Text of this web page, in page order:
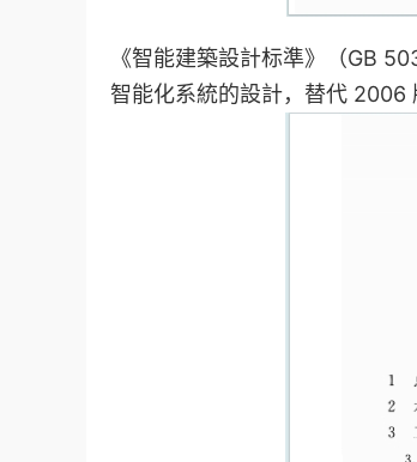
《智能建築設計标準》（GB
智能化系統的設計，替代 2006